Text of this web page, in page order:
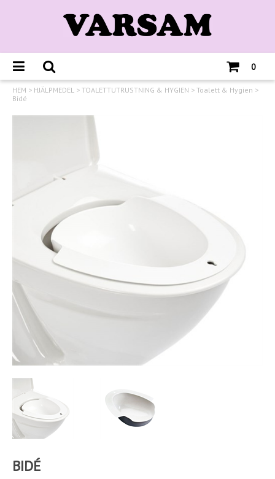
0
HEM > HJÄLPMEDEL > TOALETTUTRUSTNING & HYGIEN > Toalett & Hygien >
Bidé
BIDÉ